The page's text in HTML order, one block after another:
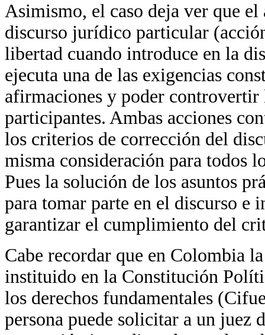
Asimismo, el caso deja ver que
discurso jurídico particular
libertad cuando introduce en la
ejecuta una de las exigencias
afirmaciones y poder controvertir
participantes. Ambas acciones
los criterios de corrección del
misma consideración para todos
Pues la solución de los asuntos
para tomar parte en el discurso e
garantizar el cumplimiento del
Cabe recordar que en Colombia
instituido en la Constitución
los derechos fundamentales
persona puede solicitar a un juez